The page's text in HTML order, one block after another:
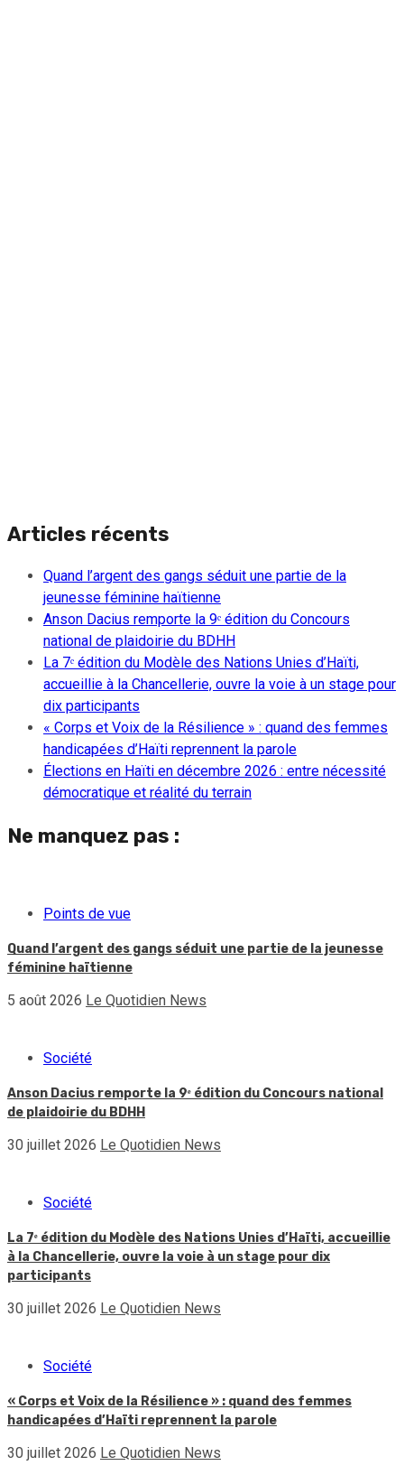
Articles récents
Quand l’argent des gangs séduit une partie de la
jeunesse féminine haïtienne
Anson Dacius remporte la 9ᵉ édition du Concours
national de plaidoirie du BDHH
La 7ᵉ édition du Modèle des Nations Unies d’Haïti,
accueillie à la Chancellerie, ouvre la voie à un stage pour
dix participants
« Corps et Voix de la Résilience » : quand des femmes
handicapées d’Haïti reprennent la parole
Élections en Haïti en décembre 2026 : entre nécessité
démocratique et réalité du terrain
Ne manquez pas :
Points de vue
Quand l’argent des gangs séduit une partie de la jeunesse
féminine haïtienne
5 août 2026 Le Quotidien News
Société
Anson Dacius remporte la 9ᵉ édition du Concours national
de plaidoirie du BDHH
30 juillet 2026 Le Quotidien News
Société
La 7ᵉ édition du Modèle des Nations Unies d’Haïti, accueillie
à la Chancellerie, ouvre la voie à un stage pour dix
participants
30 juillet 2026 Le Quotidien News
Société
« Corps et Voix de la Résilience » : quand des femmes
handicapées d’Haïti reprennent la parole
30 juillet 2026 Le Quotidien News